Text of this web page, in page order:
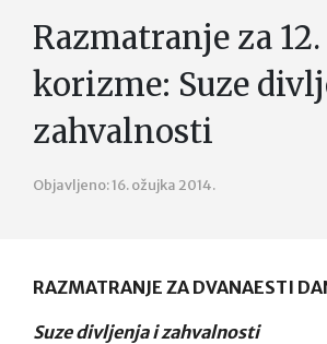
Razmatranje za
korizme: Suze
zahvalnosti
Objavljeno: 16. ožujka 2014.
RAZMATRANJE ZA DVANAESTI
Suze divljenja i zahvalnosti